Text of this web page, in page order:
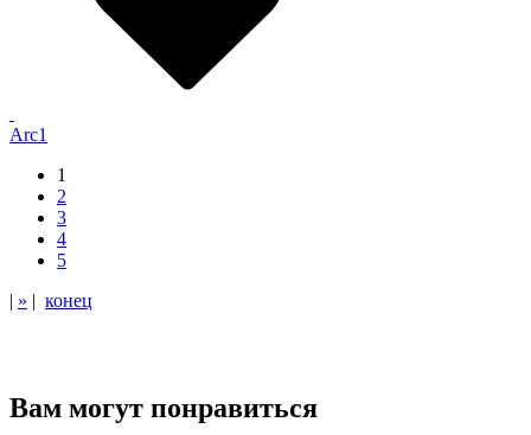
Arc1
1
2
3
4
5
| » | конец
Вам могут понравиться